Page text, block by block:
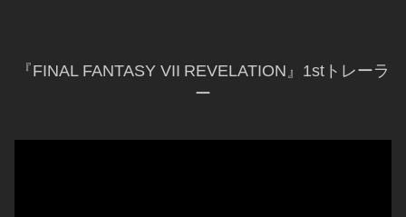
『FINAL FANTASY VII REVELATION』1stトレーラ
ー